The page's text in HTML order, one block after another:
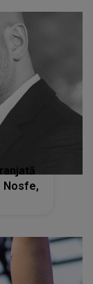
Nosfe,